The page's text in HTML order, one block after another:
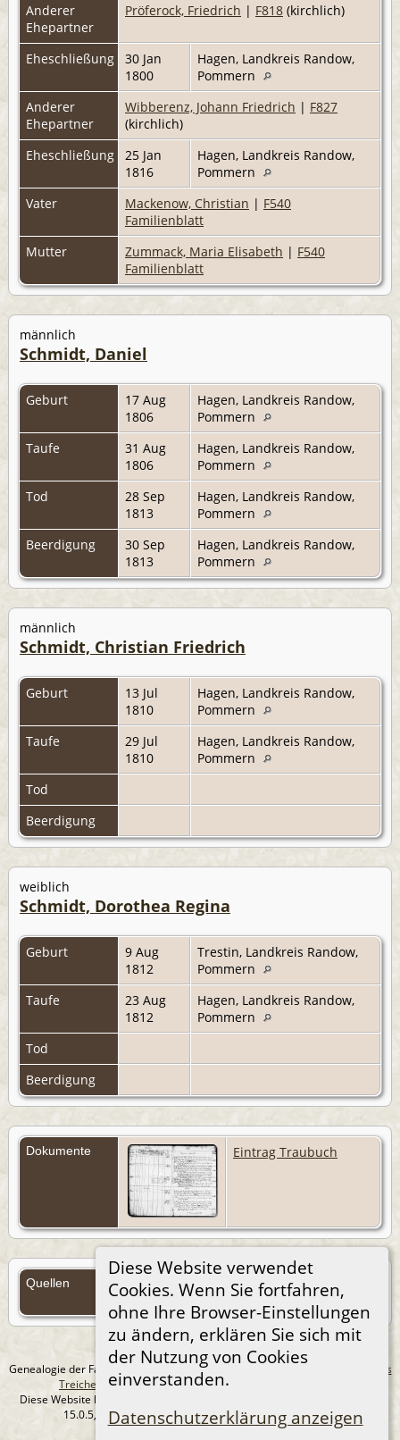
Diese Website verwendet
Cookies. Wenn Sie fortfahren,
ohne Ihre Browser-Einstellungen
zu ändern, erklären Sie sich mit
der Nutzung von Cookies
einverstanden.
Datenschutzerklärung anzeigen
Anderer
Ehepartner
Pröferock, Friedrich | F818 (kirchlich)
Eheschließung
30 Jan
1800
Hagen, Landkreis Randow,
Pommern
Anderer
Ehepartner
Wibberenz, Johann Friedrich | F827
(kirchlich)
Eheschließung
25 Jan
1816
Hagen, Landkreis Randow,
Pommern
Vater
Mackenow, Christian | F540
Familienblatt
Mutter
Zummack, Maria Elisabeth | F540
Familienblatt
männlich
Schmidt, Daniel
Geburt
17 Aug
1806
Hagen, Landkreis Randow,
Pommern
Taufe
31 Aug
1806
Hagen, Landkreis Randow,
Pommern
Tod
28 Sep
1813
Hagen, Landkreis Randow,
Pommern
Beerdigung
30 Sep
1813
Hagen, Landkreis Randow,
Pommern
männlich
Schmidt, Christian Friedrich
Geburt
13 Jul
1810
Hagen, Landkreis Randow,
Pommern
Taufe
29 Jul
1810
Hagen, Landkreis Randow,
Pommern
Tod
Beerdigung
weiblich
Schmidt, Dorothea Regina
Geburt
9 Aug
1812
Trestin, Landkreis Randow,
Pommern
Taufe
23 Aug
1812
Hagen, Landkreis Randow,
Pommern
Tod
Beerdigung
Dokumente Eintrag Traubuch
Quellen
Quellen (Anmelden)
Genealogie der Familie Treichel aus Berlin. - erstellt und betreut von
Andreas
Treichel
Copyright © 2014-2026 Alle Rechte vorbehalten.
Diese Website läuft mit
15.0.5, programmiert von Darrin Lythgoe © 2001-2026.
Datenschutzerklärung